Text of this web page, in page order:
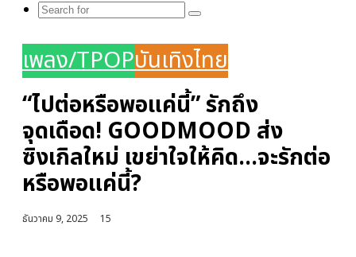
Search
เพลง/TPOPบันเทิงไทย
“ไปต่อหรือพอแค่นี้” รักถึง
จุดเดือด! GOODMOOD ส่ง
ซิงเกิลใหม่ เขย่าใจให้คิด…จะรักต่อ
หรือพอแค่นี้?
ธันวาคม 9, 2025 15